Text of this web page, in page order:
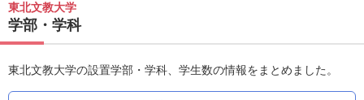
東北文教大学
学部・学科
東北文教大学の設置学部・学科、学生数の情報をまとめました。